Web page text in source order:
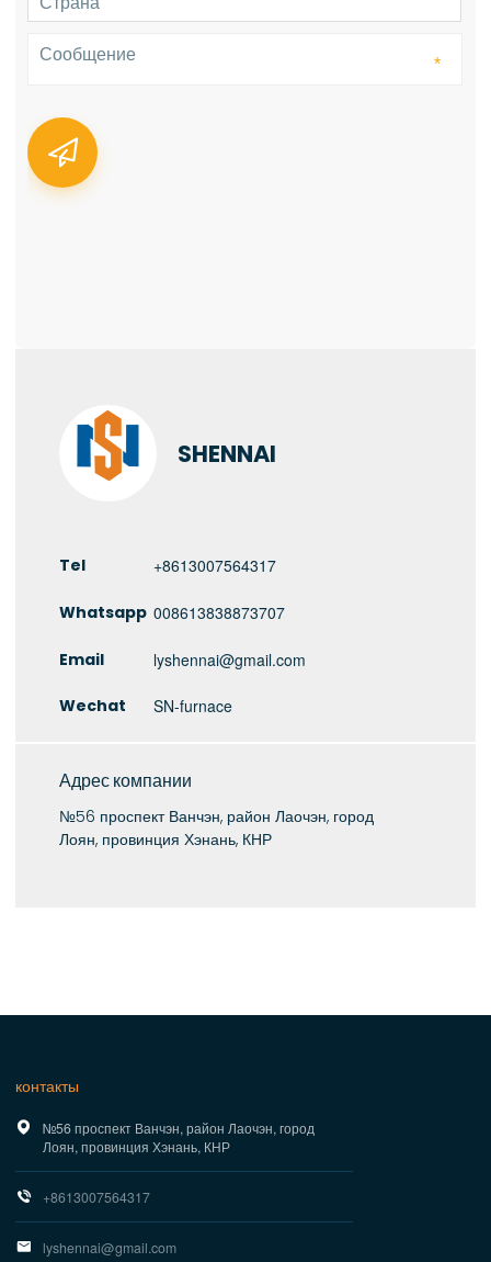
SHENNAI
Tel +8613007564317
Whatsapp 008613838873707
Email lyshennai@gmail.com
Wechat SN-furnace
Адрес компании
№56 проспект Ванчэн, район Лаочэн, город
Лоян, провинция Хэнань, КНР
контакты

№56 проспект Ванчэн, район Лаочэн, город
Лоян, провинция Хэнань, КНР
 +8613007564317
 lyshennai@gmail.com